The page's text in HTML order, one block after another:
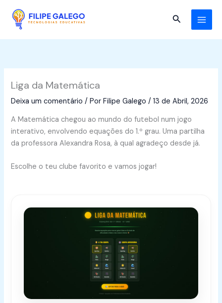
content
Search
Liga da Matemática
Deixa um comentário / Por Filipe Galego/13 de Abril, 2026
A Matemática chegou ao mundo do futebol num jogo
interativo, envolvendo equações do 1.º grau. Uma partilha
da professora Alexandra Rosa, à qual agradeço desde já.
Escolhe o teu clube favorito e vamos jogar!